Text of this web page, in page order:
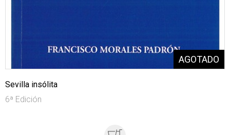
Sevilla insólita
6ª Edición